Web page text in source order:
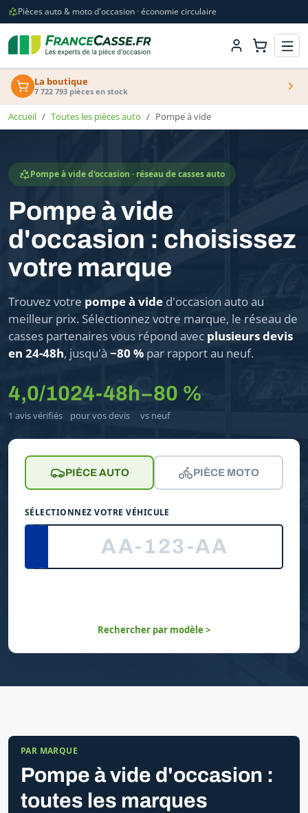
Pièces auto & moto d'occasion · économie circulaire
La boutique
7 722 793 pièces en stock
Accueil Toutes les pièces auto Pompe à vide
Pompe à vide d'occasion · réseau de casses auto
Pompe à vide
d'occasion : choisissez
votre marque
Trouvez votre pompe à vide d'occasion auto au
meilleur prix. Sélectionnez votre marque, le réseau de
casses partenaires vous répond avec plusieurs devis
en 24-48h, jusqu'à −80 % par rapport au neuf.
4,0/10
1 avis vérifiés
24-48h
pour vos devis
−80 %
vs neuf
PIÈCE AUTO PIÈCE MOTO
SÉLECTIONNEZ VOTRE VÉHICULE
Rechercher par modèle >
PAR MARQUE
Pompe à vide d'occasion :
toutes les marques